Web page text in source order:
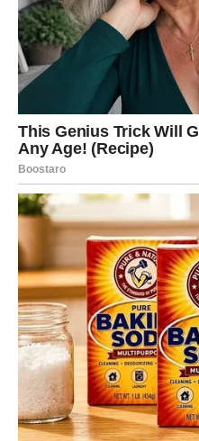
Nemojte odbijati priliku za
upravo danas može početi
u narednom periodu.
Ako ste zauzeti, partner će
nego prethodnih dana.
riješite sitne nesuglasice i
Veče je idealno za
razgovore.